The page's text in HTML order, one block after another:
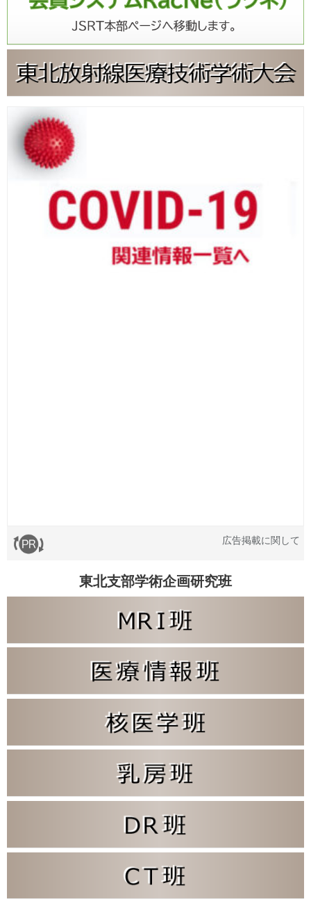
広告掲載に関して
東北支部学術企画研究班